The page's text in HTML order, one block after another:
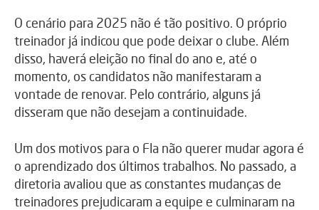
O cenário para 2025 não é tão positivo. O próprio
treinador já indicou que pode deixar o clube. Além
disso, haverá eleição no final do ano e, até o
momento, os candidatos não manifestaram a
vontade de renovar. Pelo contrário, alguns já
disseram que não desejam a continuidade.
Um dos motivos para o Fla não querer mudar agora é
o aprendizado dos últimos trabalhos. No passado, a
diretoria avaliou que as constantes mudanças de
treinadores prejudicaram a equipe e culminaram na